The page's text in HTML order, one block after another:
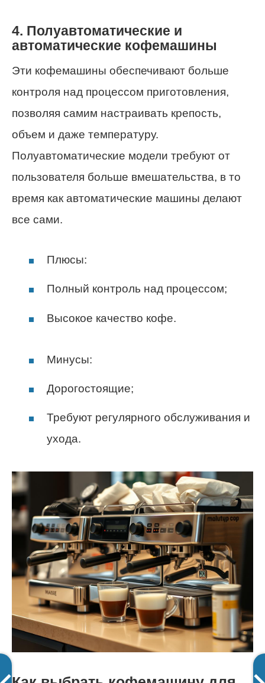
4. Полуавтоматические и
автоматические кофемашины
Эти кофемашины обеспечивают больше
контроля над процессом приготовления,
позволяя самим настраивать крепость,
объем и даже температуру.
Полуавтоматические модели требуют от
пользователя больше вмешательства, в то
время как автоматические машины делают
все сами.
Плюсы:
Полный контроль над процессом;
Высокое качество кофе.
Минусы:
Дорогостоящие;
Требуют регулярного обслуживания и
ухода.